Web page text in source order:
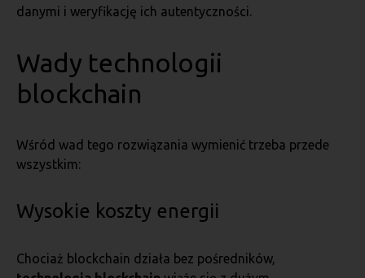
danymi i weryfikację ich autentyczności.
Wady technologii
blockchain
Wśród wad tego rozwiązania wymienić trzeba przede
wszystkim:
Wysokie koszty energii
Chociaż blockchain działa bez pośredników,